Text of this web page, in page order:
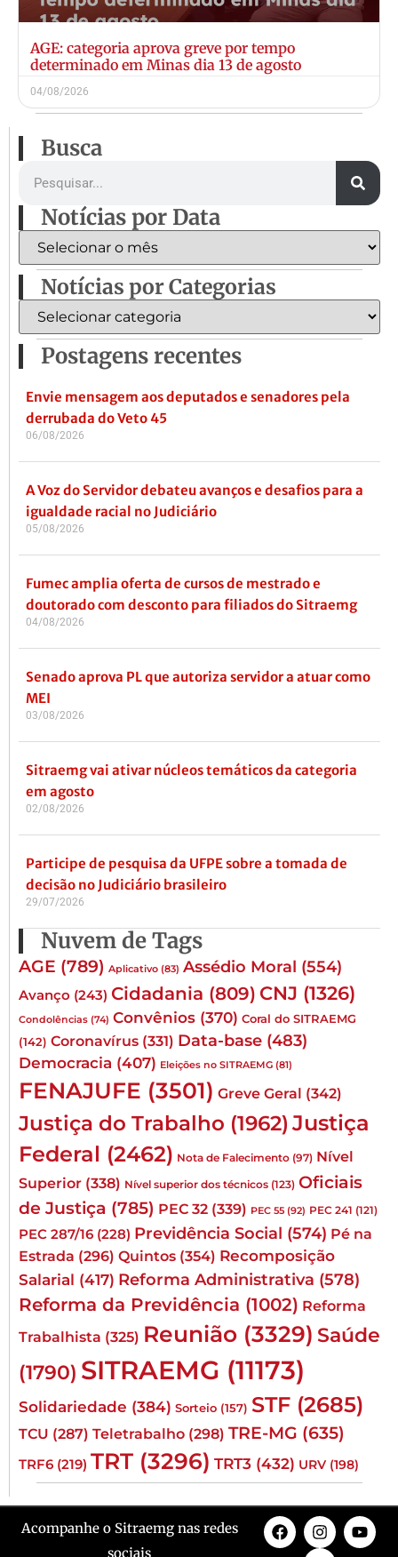
AGE: categoria aprova greve por tempo
determinado em Minas dia 13 de agosto
04/08/2026
Busca
Notícias por Data
Notícias por Categorias
Postagens recentes
Envie mensagem aos deputados e senadores pela
derrubada do Veto 45
06/08/2026
A Voz do Servidor debateu avanços e desafios para a
igualdade racial no Judiciário
05/08/2026
Fumec amplia oferta de cursos de mestrado e
doutorado com desconto para filiados do Sitraemg
04/08/2026
Senado aprova PL que autoriza servidor a atuar como
MEI
03/08/2026
Sitraemg vai ativar núcleos temáticos da categoria
em agosto
02/08/2026
Participe de pesquisa da UFPE sobre a tomada de
decisão no Judiciário brasileiro
29/07/2026
Nuvem de Tags
AGE (789) Aplicativo (83) Assédio Moral (554)
Avanço (243) Cidadania (809) CNJ (1326)
Condolências (74) Convênios (370) Coral do SITRAEMG
(142) Coronavírus (331) Data-base (483)
Democracia (407) Eleições no SITRAEMG (81)
FENAJUFE (3501) Greve Geral (342)
Justiça do Trabalho (1962) Justiça
Federal (2462) Nota de Falecimento (97) Nível
Superior (338) Nível superior dos técnicos (123) Oficiais
de Justiça (785) PEC 32 (339) PEC 55 (92) PEC 241 (121)
PEC 287/16 (228) Previdência Social (574) Pé na
Estrada (296) Quintos (354) Recomposição
Salarial (417) Reforma Administrativa (578)
Reforma da Previdência (1002) Reforma
Trabalhista (325) Reunião (3329) Saúde
(1790) SITRAEMG (11173)
Solidariedade (384) Sorteio (157) STF (2685)
TCU (287) Teletrabalho (298) TRE-MG (635)
TRF6 (219) TRT (3296) TRT3 (432) URV (198)
Acompanhe o Sitraemg nas redes
sociais